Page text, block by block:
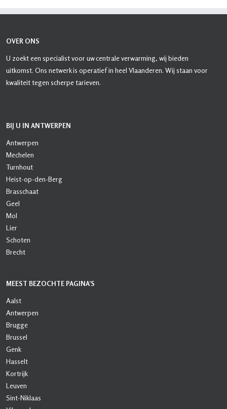
OVER ONS
U zoekt een specialist voor uw centrale verwarming, wij bieden
uitkomst. Ons netwerk is operatief in heel Vlaanderen. Wij staan voor
kwaliteit tegen scherpe tarieven.
BIJ U IN ANTWERPEN
Antwerpen
Mechelen
Turnhout
Heist-op-den-Berg
Brasschaat
Geel
Mol
Lier
Schoten
Brecht
MEEST BEZOCHTE PAGINA’S
Aalst
Antwerpen
Brugge
Brussel
Genk
Hasselt
Kortrijk
Leuven
Sint-Niklaas